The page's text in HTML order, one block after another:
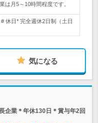
は月5～10時間程度です。
休日* 完全週休2日制（土日
気になる
企業＊年休130日＊賞与年2回